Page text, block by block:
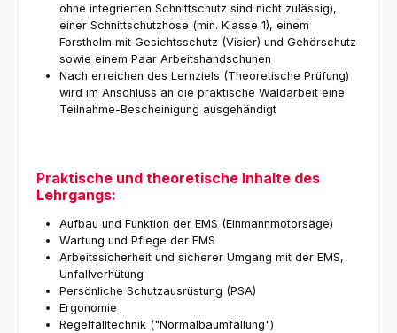
ohne integrierten Schnittschutz sind nicht zulässig),
einer Schnittschutzhose (min. Klasse 1), einem
Forsthelm mit Gesichtsschutz (Visier) und Gehörschutz
sowie einem Paar Arbeitshandschuhen
Nach erreichen des Lernziels (Theoretische Prüfung)
wird im Anschluss an die praktische Waldarbeit eine
Teilnahme-Bescheinigung ausgehändigt
Praktische und theoretische Inhalte des
Lehrgangs:
Aufbau und Funktion der EMS (Einmannmotorsäge)
Wartung und Pflege der EMS
Arbeitssicherheit und sicherer Umgang mit der EMS,
Unfallverhütung
Persönliche Schutzausrüstung (PSA)
Ergonomie
Regelfälltechnik ("Normalbaumfällung")